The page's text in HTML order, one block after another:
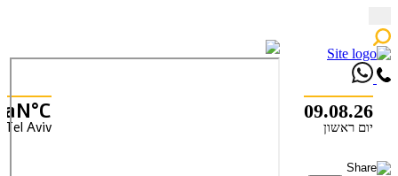
to
content
09.08.26
יום ראשון Tel Aviv